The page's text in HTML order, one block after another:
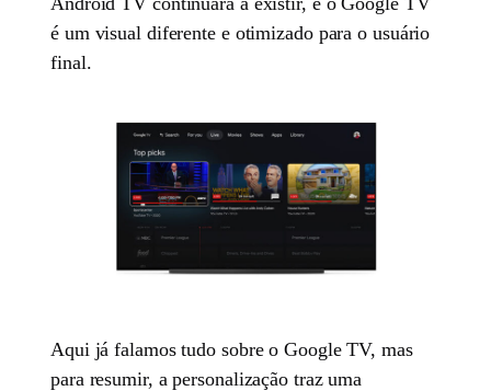
é um visual diferente e otimizado para o usuário
final.
Aqui já falamos tudo sobre o Google TV, mas
para resumir, a personalização traz uma